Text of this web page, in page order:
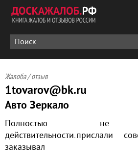
Жалоба / отзыв
1tovarov@bk.ru
Авто Зеркало
Полностью не
заказывал